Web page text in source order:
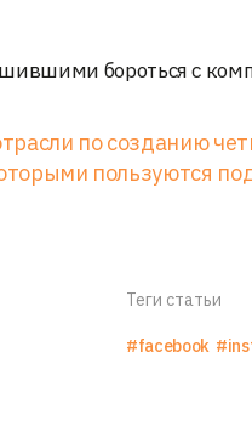
бороться с
по созданию
пользуются
Теги статьи
#facebook